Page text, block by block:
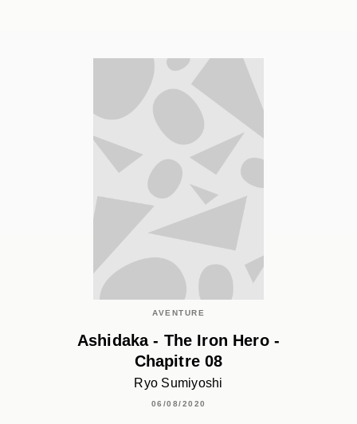
AVENTURE
Ashidaka - The Iron Hero -
Chapitre 08
Ryo Sumiyoshi
06/08/2020